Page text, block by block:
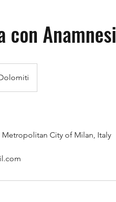
con Anamnesi
City of Milan, Italy